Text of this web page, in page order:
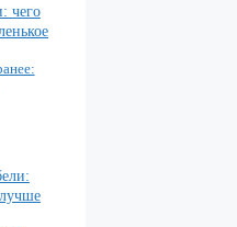
чего